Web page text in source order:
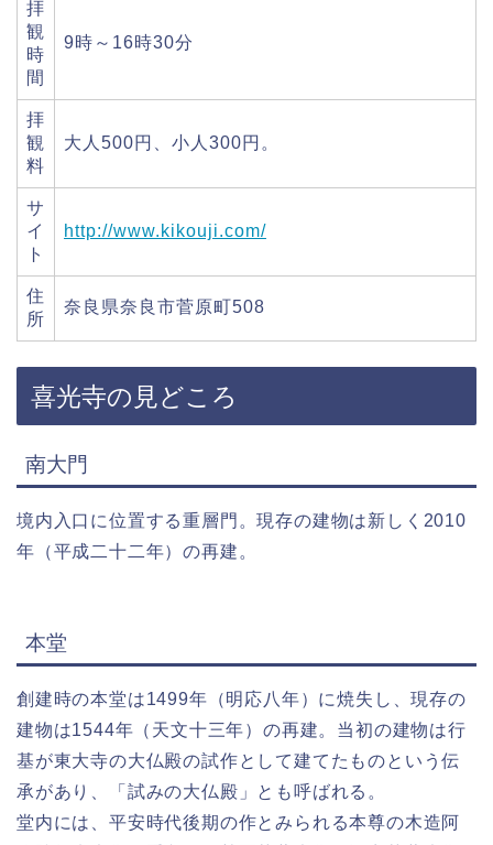
拝
観
時
間
9時～16時30分
拝
観
料
大人500円、小人300円。
サ
イ
ト
http://www.kikouji.com/
住
所
奈良県奈良市菅原町508
喜光寺の見どころ
南大門
境内入口に位置する重層門。現存の建物は新しく2010
年（平成二十二年）の再建。
本堂
創建時の本堂は1499年（明応八年）に焼失し、現存の
建物は1544年（天文十三年）の再建。当初の建物は行
基が東大寺の大仏殿の試作として建てたものという伝
承があり、「試みの大仏殿」とも呼ばれる。
堂内には、平安時代後期の作とみられる本尊の木造阿